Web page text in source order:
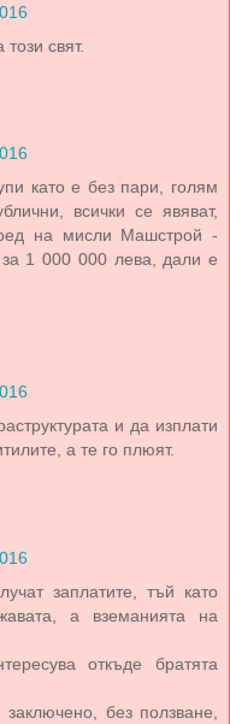
свят.
като е без пари, голям
всички се явяват,
на мисли Машстрой -
1 000 000 лева, дали е
и да изплати
а те го плюят.
заплатите, тъй като
а вземанията на
откъде братята
заключено, без ползване,